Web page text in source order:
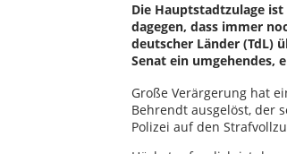
Die Hauptstadtzulage
dagegen, dass immer
deutscher Länder (TdL)
Senat ein umgehendes,
Große Verärgerung hat
Behrendt ausgelöst, der
Polizei auf den